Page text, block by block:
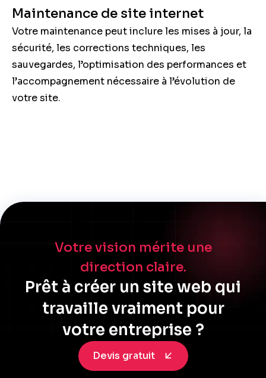
Maintenance de site internet
Votre maintenance peut inclure les mises à jour, la
sécurité, les corrections techniques, les
sauvegardes, l’optimisation des performances et
l’accompagnement nécessaire à l’évolution de
votre site.
Votre vision mérite une
direction claire.
Prêt à créer un site web qui
travaille vraiment pour
votre entreprise ?
Devis gratuit